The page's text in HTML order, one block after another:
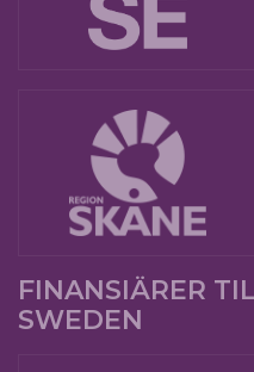
FINANSIÄRER
SWEDEN